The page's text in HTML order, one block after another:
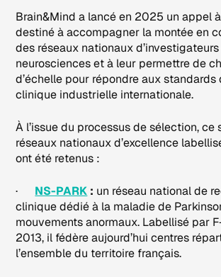
Brain&Mind a lancé en 2025 un appel
destiné à accompagner la montée en
des réseaux nationaux d’investigateurs
neurosciences et à leur permettre de
d’échelle pour répondre aux standards
clinique industrielle internationale.
À l’issue du processus de sélection, ce
réseaux nationaux d’excellence
ont été retenus :
· NS-PARK : un réseau national de
clinique dédié à la maladie de
mouvements anormaux. Labellisé par
2013, il fédère aujourd’hui centres
l’ensemble du territoire français.